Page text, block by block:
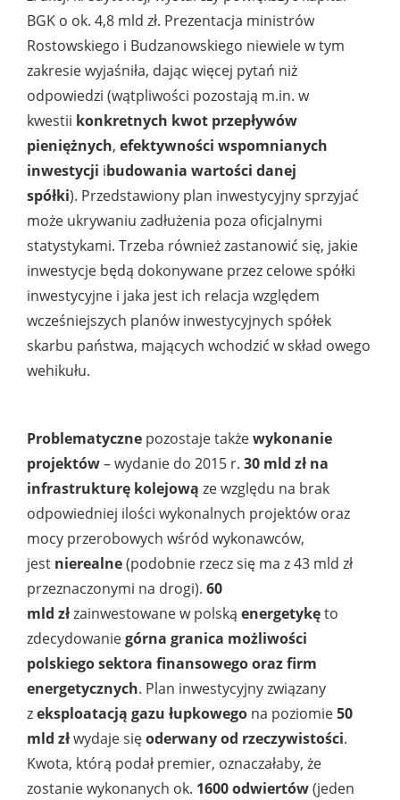
BGK o ok. 4,8 mld zł. Prezentacja ministrów
Rostowskiego i Budzanowskiego niewiele w tym
zakresie wyjaśniła, dając więcej pytań niż
odpowiedzi (wątpliwości pozostają m.in. w
kwestii konkretnych kwot przepływów
pieniężnych, efektywności wspomnianych
inwestycji ibudowania wartości danej
spółki). Przedstawiony plan inwestycyjny sprzyjać
może ukrywaniu zadłużenia poza oficjalnymi
statystykami. Trzeba również zastanowić się, jakie
inwestycje będą dokonywane przez celowe spółki
inwestycyjne i jaka jest ich relacja względem
wcześniejszych planów inwestycyjnych spółek
skarbu państwa, mających wchodzić w skład owego
wehikułu.
Problematyczne pozostajetakżewykonanie
projektów– wydanie do 2015 r. 30 mld zł na
infrastrukturę kolejową ze względu na brak
odpowiedniej ilości wykonalnych projektów oraz
mocy przerobowych wśród wykonawców,
jest nierealne(podobnie rzecz się ma z 43 mld zł
przeznaczonymi na drogi). 60
mld złzainwestowane w polską energetykęto
zdecydowaniegórna granica możliwości
polskiego sektora finansowego oraz firm
energetycznych. Plan inwestycyjny związany
zeksploatacją gazu łupkowego na poziomie50
mld złwydaje sięoderwany od rzeczywistości.
Kwota, którą podał premier, oznaczałaby, że
zostanie wykonanych ok. 1600 odwiertów(jeden